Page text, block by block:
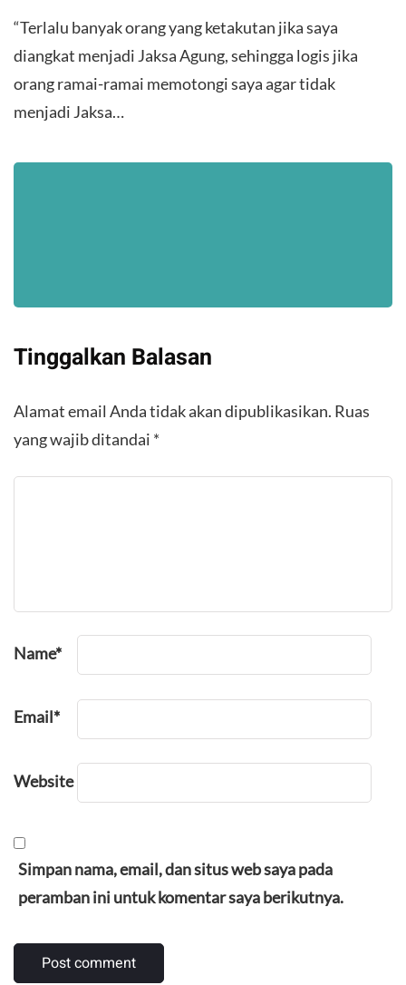
“Terlalu banyak orang yang ketakutan jika saya
diangkat menjadi Jaksa Agung, sehingga logis jika
orang ramai-ramai memotongi saya agar tidak
menjadi Jaksa…
Tinggalkan Balasan
Alamat email Anda tidak akan dipublikasikan. Ruas
yang wajib ditandai *
Name*
Email*
Website
Simpan nama, email, dan situs web saya pada
peramban ini untuk komentar saya berikutnya.